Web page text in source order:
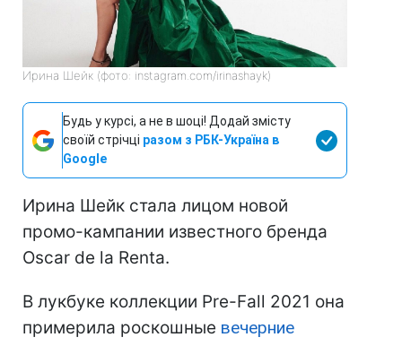
Ирина Шейк (фото: instagram.com/irinashayk)
Будь у курсі, а не в шоці! Додай змісту
своїй стрічці разом з РБК-Україна в
Google
Ирина Шейк стала лицом новой
промо-кампании известного бренда
Oscar de la Renta.
В лукбуке коллекции Pre-Fall 2021 она
примерила роскошные вечерние